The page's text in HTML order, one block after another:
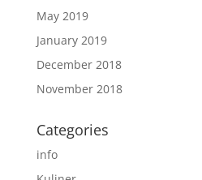
May 2019
January 2019
December 2018
November 2018
Categories
info